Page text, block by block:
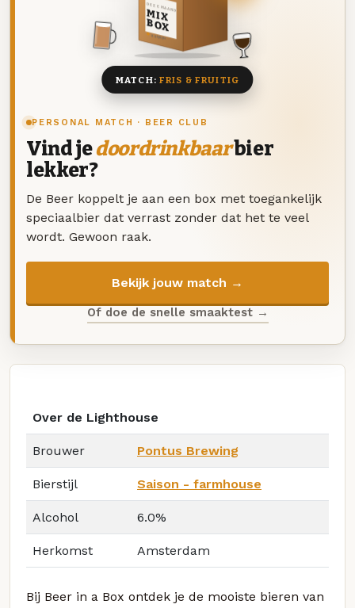
PERSONAL MATCH · BEER CLUB
Vind jedoordrinkbaarbier
lekker?
De Beer koppelt je aan een box met toegankelijk
speciaalbier dat verrast zonder dat het te veel
wordt. Gewoon raak.
Bekijk jouw match →
Of doe de snelle smaaktest →
DEZE MAAND
MIX
BOX
8 BIEREN
MATCH: FRIS & FRUITIG
Over de Lighthouse
Brouwer Pontus Brewing
Bierstijl Saison - farmhouse
Alcohol 6.0%
Herkomst Amsterdam
Bij Beer in a Box ontdek je de mooiste bieren van